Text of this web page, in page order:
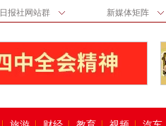
报社网站群 新媒体矩阵